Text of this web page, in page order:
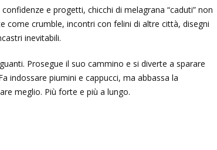
e progetti, chicchi di melagrana “caduti” non
come crumble, incontri con felini di altre città, disegni
inevitabili.
Prosegue il suo cammino e si diverte a sparare
indossare piumini e cappucci, ma abbassa la
meglio. Più forte e più a lungo.